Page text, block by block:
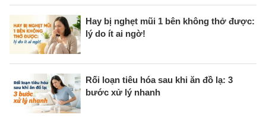
Hay bị nghẹt mũi 1 bên không thở được:
lý do ít ai ngờ!
Rối loạn tiêu hóa sau khi ăn đồ lạ: 3
bước xử lý nhanh